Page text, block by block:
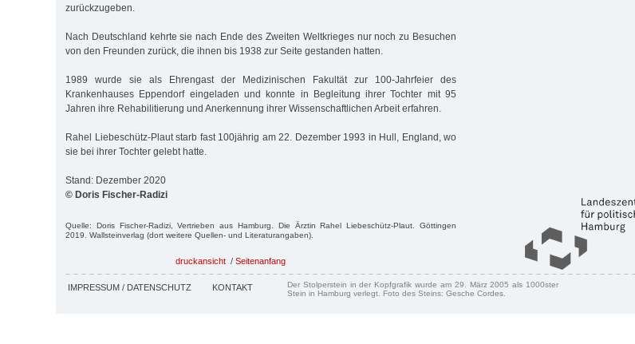
zurückzugeben.
Nach Deutschland kehrte sie nach Ende des Zweiten Weltkrieges nur noch zu Besuchen
von den Freunden zurück, die ihnen bis 1938 zur Seite gestanden hatten.
1989 wurde sie als Ehrengast der Medizinischen Fakultät zur 100-Jahrfeier des
Krankenhauses Eppendorf eingeladen und konnte in Begleitung ihrer Tochter mit 95
Jahren ihre Rehabilitierung und Anerkennung ihrer Wissenschaftlichen Arbeit erfahren.
Rahel Liebeschütz-Plaut starb fast 100jährig am 22. Dezember 1993 in Hull, England, wo
sie bei ihrer Tochter gelebt hatte.
Stand: Dezember 2020
© Doris Fischer-Radizi
Quelle: Doris Fischer-Radizi, Vertrieben aus Hamburg. Die Ärztin Rahel Liebeschütz-Plaut. Göttingen
2019. Wallsteinverlag (dort weitere Quellen- und Literaturangaben).
druckansicht / Seitenanfang
IMPRESSUM / DATENSCHUTZ KONTAKT
Der Stolperstein in der Kopfgrafik wurde am 29. März 2005 als 1000ster
Stein in Hamburg verlegt. Foto des Steins: Gesche Cordes.